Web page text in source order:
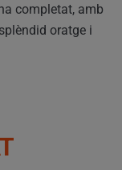
completat, amb
oratge i